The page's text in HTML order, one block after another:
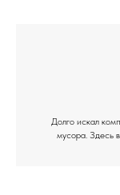
Долго искал
мусора. Здесь